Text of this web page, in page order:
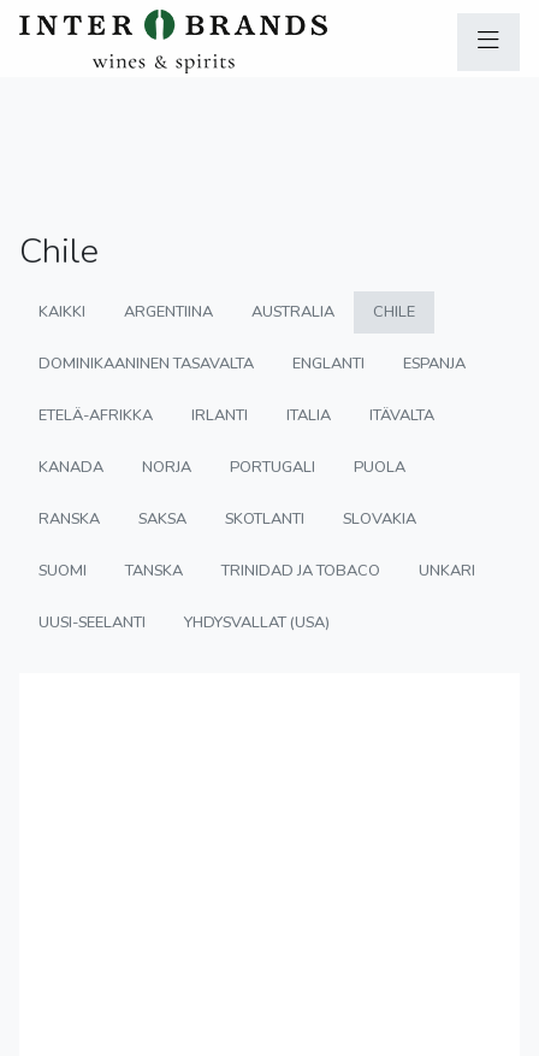
Chile
KAIKKI ARGENTIINA AUSTRALIA CHILE
DOMINIKAANINEN TASAVALTA ENGLANTI ESPANJA
ETELÄ-AFRIKKA IRLANTI ITALIA ITÄVALTA
KANADA NORJA PORTUGALI PUOLA
RANSKA SAKSA SKOTLANTI SLOVAKIA
SUOMI TANSKA TRINIDAD JA TOBACO UNKARI
UUSI-SEELANTI YHDYSVALLAT (USA)